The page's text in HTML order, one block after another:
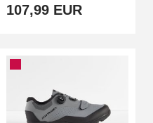
107,99 EUR